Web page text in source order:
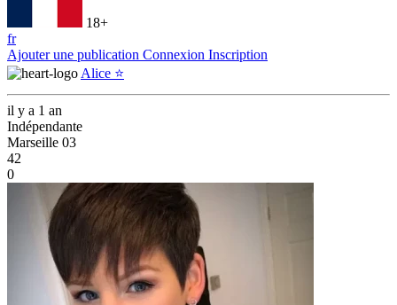
18+
fr
Ajouter une publication Connexion Inscription
Alice ⭐️
il y a 1 an
Indépendante
Marseille 03
42
0